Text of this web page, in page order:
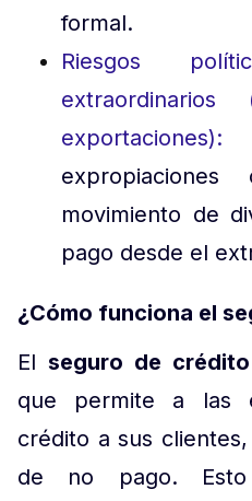
formal.
Riesgos
exportaciones):
movimiento de
pago desde el
¿Cómo funciona el
El seguro de crédito
que permite a las
crédito a sus
de no pago. Esto